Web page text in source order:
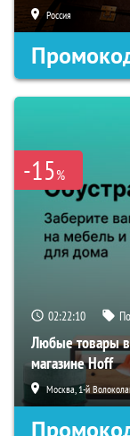
Россия
-15%
02:22:09
Любые товары
магазине Hoff
Москва, 1-й